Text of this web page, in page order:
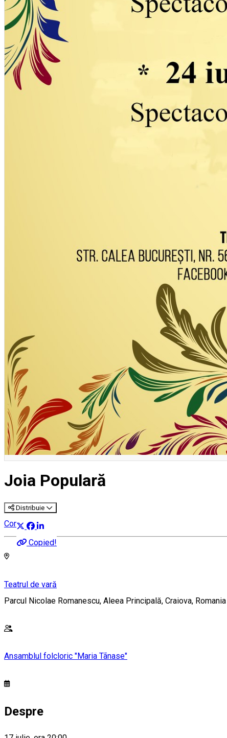
Joia Populară
Distribuie
Copied!
Concert
Teatrul de vară
Parcul Nicolae Romanescu, Aleea Principală, Craiova, Romania
Ansamblul folcloric "Maria Tãnase"
Despre